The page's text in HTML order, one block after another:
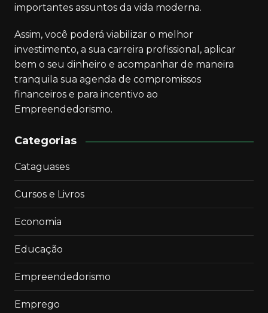
importantes assuntos da vida moderna.
Assim, você poderá viabilizar o melhor
investimento, a sua carreira profissional, aplicar
bem o seu dinheiro e acompanhar de maneira
tranquila sua agenda de compromissos
financeiros e para incentivo ao
Empreendedorismo.
Categorias
Cataguases
Cursos e Livros
Economia
Educação
Empreendedorismo
Emprego